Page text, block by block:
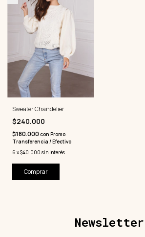
Sweater Chandelier
$240.000
$180.000 con Promo
Transferencia / Efectivo
6 x$40.000 sin interés
Comprar
Newsletter